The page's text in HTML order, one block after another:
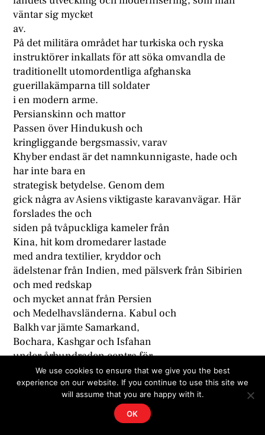
väntar sig mycket
av.
På det militära området har turkiska och ryska
instruktörer inkallats för att söka omvandla de
traditionellt utomordentliga afghanska
guerillakämparna till soldater
i en modern arme.
Persianskinn och mattor
Passen över Hindukush och
kringliggande bergsmassiv, varav
Khyber endast är det namnkunnigaste, hade och
har inte bara en
strategisk betydelse. Genom dem
gick några av Asiens viktigaste karavanvägar. Här
forslades the och
siden på tvåpuckliga kameler från
Kina, hit kom dromedarer lastade
med andra textilier, kryddor och
ädelstenar från Indien, med pälsverk från Sibirien
och med redskap
och mycket annat från Persien
och Medelhavsländerna. Kabul och
Balkh var jämte Samarkand,
Bochara, Kashgar och Isfahan
under århundraden centra för
världshandeln. Mongolhordernas
härjningståg utarmade visserligen
städernas hinterland men rubbade
inte deras internationella betydelse.
Först sedan kompassen funnit vä-
We use cookies to ensure that we give you the best
experience on our website. If you continue to use this site we
will assume that you are happy with it.
OK